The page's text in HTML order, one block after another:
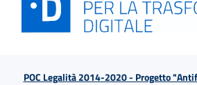
POC Legalità 2014-2020 - Progetto